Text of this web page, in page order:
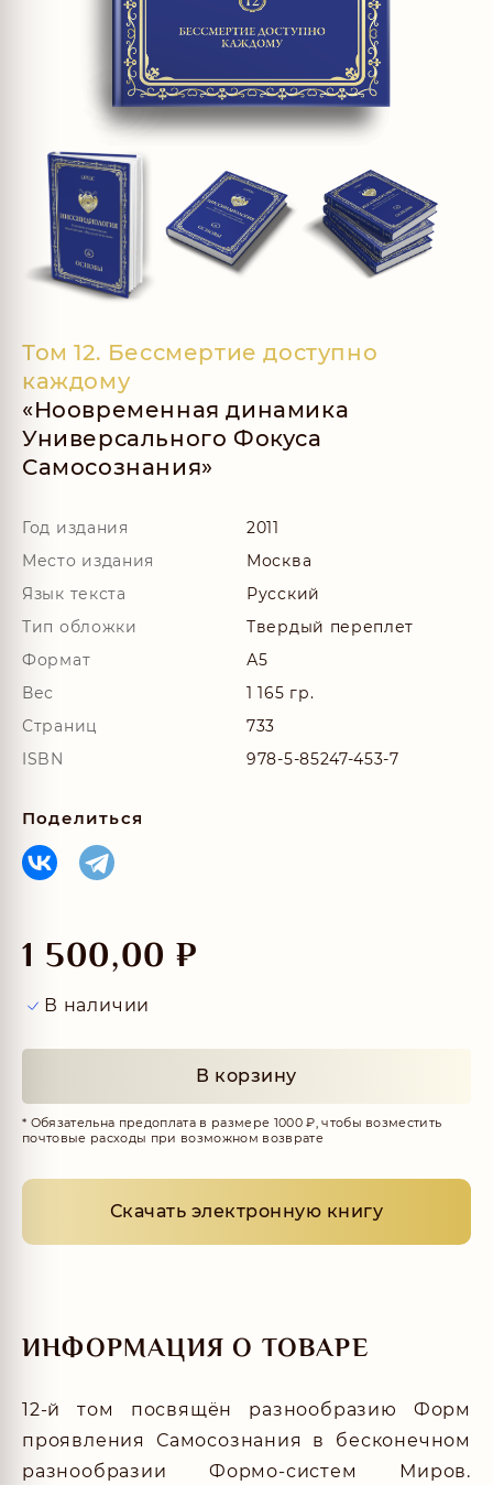
Том 12. Бессмертие доступно
каждому
«Ноовременная динамика
Универсального Фокуса
Самосознания»
Год издания
2011
Место издания
Москва
Язык текста
Русский
Тип обложки
Твердый переплет
Формат
А5
Вес
1 165 гр.
Страниц
733
ISBN
978-5-85247-453-7
Поделиться
1 500,00₽
В наличии
В корзину
* Обязательна предоплата в размере 1000 ₽, чтобы возместить
почтовые расходы при возможном возврате
Скачать электронную книгу
ИНФОРМАЦИЯ О ТОВАРЕ
12-й том посвящён разнообразию Форм
проявления Самосознания в бесконечном
разнообразии Формо-систем Миров.